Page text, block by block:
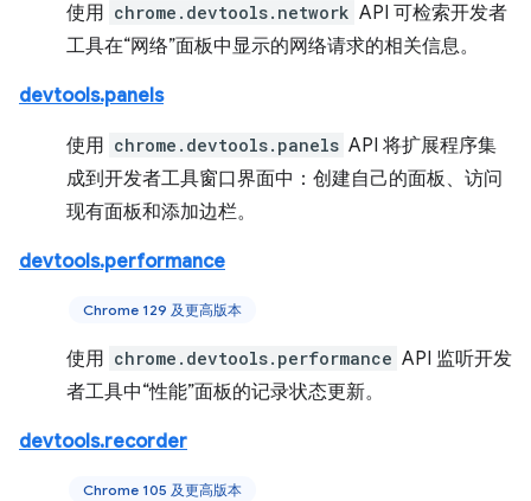
使用 chrome.devtools.network API 可检索开发者
工具在“网络”面板中显示的网络请求的相关信息。
devtools.panels
使用 chrome.devtools.panels API 将扩展程序集
成到开发者工具窗口界面中：创建自己的面板、访问
现有面板和添加边栏。
devtools.performance
Chrome 129 及更高版本
使用 chrome.devtools.performance API 监听开发
者工具中“性能”面板的记录状态更新。
devtools.recorder
Chrome 105 及更高版本